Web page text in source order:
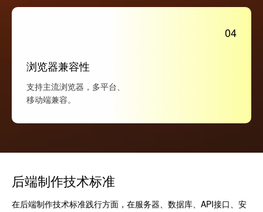
04
浏览器兼容性
支持主流浏览器，多平台、
移动端兼容。
后端制作技术标准
在后端制作技术标准践行方面，在服务器、数据库、API接口、安